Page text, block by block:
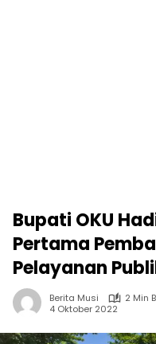
Bupati OKU
Pertama
Pelayanan
Berita Musi
2 Min
4 Oktober 2022